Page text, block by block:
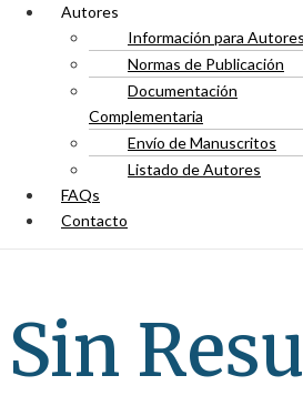
Autores
Información para Autores
Normas de Publicación
Documentación
Complementaria
Envío de Manuscritos
Listado de Autores
FAQs
Contacto
Sin